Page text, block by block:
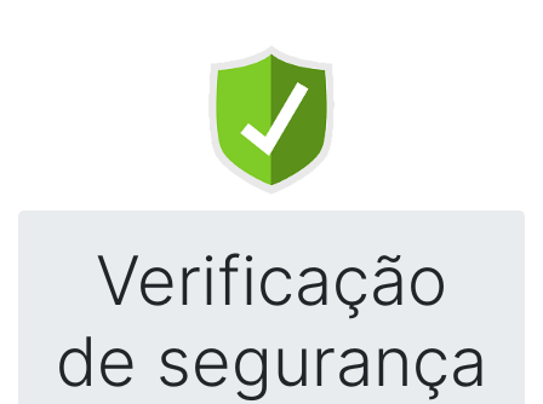
Verificação
de segurança